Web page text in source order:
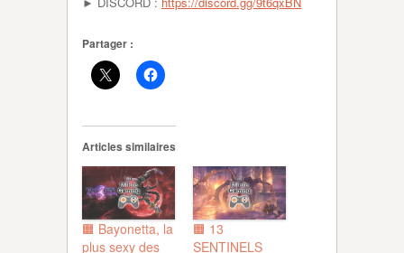
Partager :
Articles similaires
🟧 Bayonetta, la
plus sexy des
🟧 13
SENTINELS